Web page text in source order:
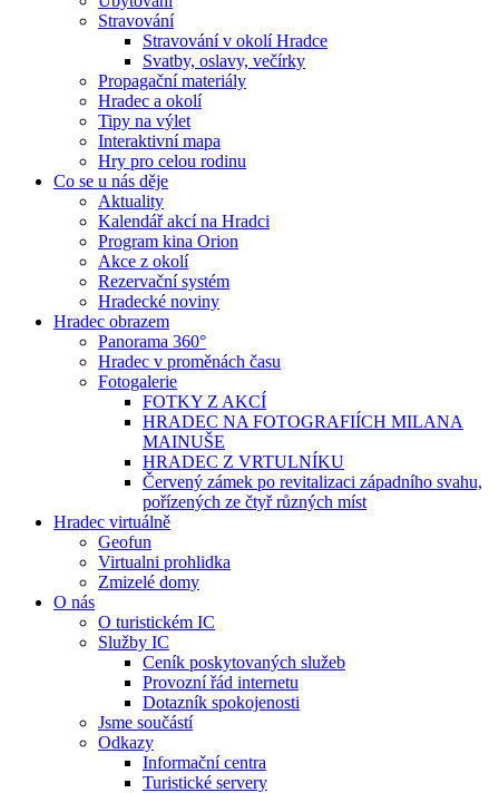
Stravování
Stravování v okolí Hradce
Svatby, oslavy, večírky
Propagační materiály
Hradec a okolí
Tipy na výlet
Interaktivní mapa
Hry pro celou rodinu
Co se u nás děje
Aktuality
Kalendář akcí na Hradci
Program kina Orion
Akce z okolí
Rezervační systém
Hradecké noviny
Hradec obrazem
Panorama 360°
Hradec v proměnách času
Fotogalerie
FOTKY Z AKCÍ
HRADEC NA FOTOGRAFIÍCH MILANA
MAINUŠE
HRADEC Z VRTULNÍKU
Červený zámek po revitalizaci západního svahu,
pořízených ze čtyř různých míst
Hradec virtuálně
Geofun
Virtualni prohlidka
Zmizelé domy
O nás
O turistickém IC
Služby IC
Ceník poskytovaných služeb
Provozní řád internetu
Dotazník spokojenosti
Jsme součástí
Odkazy
Informační centra
Turistické servery